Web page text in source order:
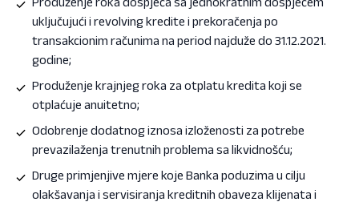
uključujući i revolving kredite i prekoračenja po
transakcionim računima na period najduže do 31.12.2021.
godine;
Produženje krajnjeg roka za otplatu kredita koji se
otplaćuje anuitetno;
Odobrenje dodatnog iznosa izloženosti za potrebe
prevazilaženja trenutnih problema sa likvidnošću;
Druge primjenjive mjere koje Banka poduzima u cilju
olakšavanja i servisiranja kreditnih obaveza klijenata i